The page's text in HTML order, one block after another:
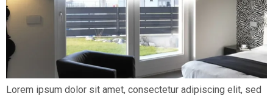
Lorem ipsum dolor sit amet, consectetur adipiscing elit, sed